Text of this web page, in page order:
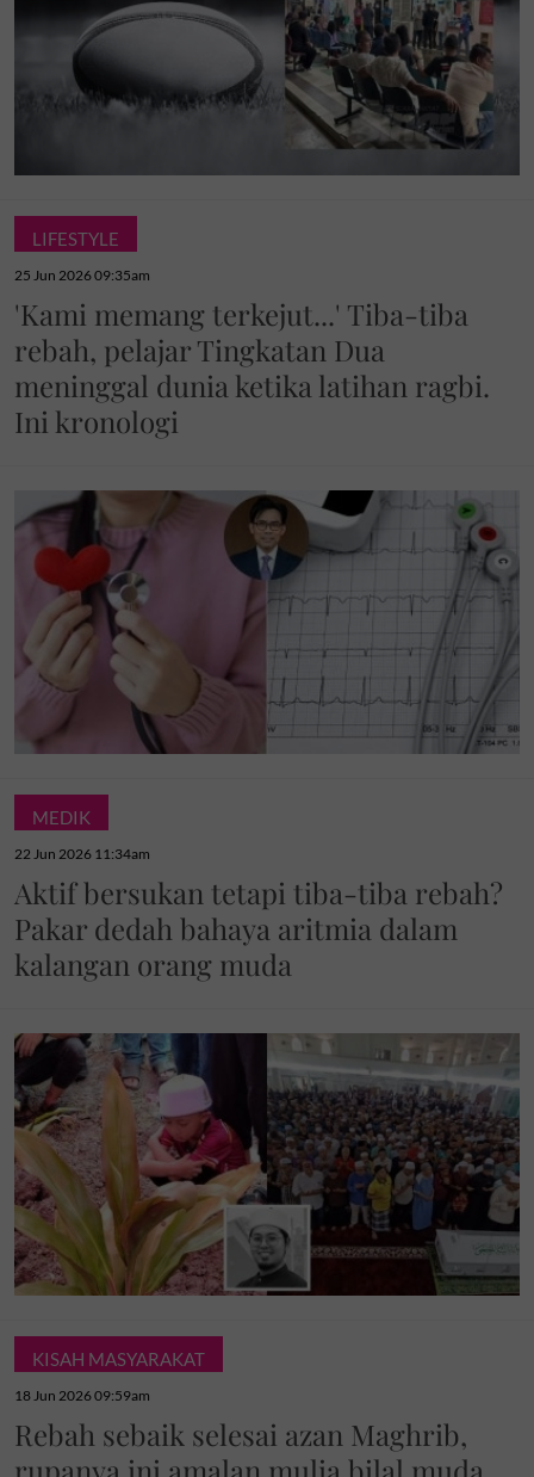
LIFESTYLE
25 Jun 2026 09:35am
'Kami memang terkejut...' Tiba-tiba
rebah, pelajar Tingkatan Dua
meninggal dunia ketika latihan ragbi.
Ini kronologi
MEDIK
22 Jun 2026 11:34am
Aktif bersukan tetapi tiba-tiba rebah?
Pakar dedah bahaya aritmia dalam
kalangan orang muda
KISAH MASYARAKAT
18 Jun 2026 09:59am
Rebah sebaik selesai azan Maghrib,